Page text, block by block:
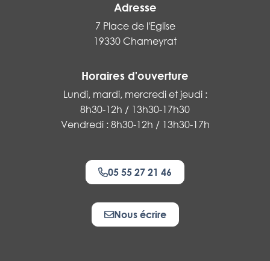
Adresse
7 Place de l'Eglise
19330 Chameyrat
Horaires d'ouverture
Lundi, mardi, mercredi et jeudi :
8h30-12h / 13h30-17h30
Vendredi : 8h30-12h / 13h30-17h
05 55 27 21 46
Nous écrire